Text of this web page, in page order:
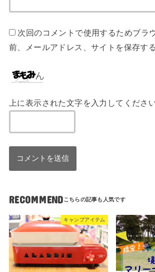
次回のコメントで使用するためブラ
前、メールアドレス、サイトを保存する
上に表示された文字を入力してください
RECOMMEND
キャンプアイテム